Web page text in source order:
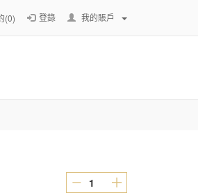
(0) 登錄 我的賬戶